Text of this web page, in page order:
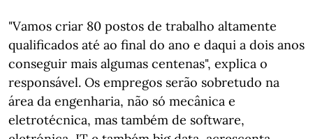
"Vamos criar 80 postos de trabalho altamente
qualificados até ao final do ano e daqui a dois anos
conseguir mais algumas centenas", explica o
responsável. Os empregos serão sobretudo na
área da engenharia, não só mecânica e
eletrotécnica, mas também de software,